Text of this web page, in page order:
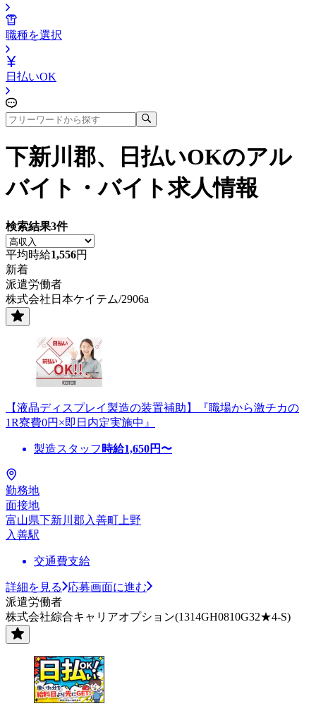
職種を選択
日払いOK
下新川郡、日払いOKのアル
バイト・バイト求人情報
検索結果3件
平均時給1,556円
新着
派遣労働者
株式会社日本ケイテム/2906a
【液晶ディスプレイ製造の装置補助】『職場から激チカの
1R寮費0円×即日内定実施中』
製造スタッフ 時給1,650円〜
勤務地
面接地
富山県下新川郡入善町上野
入善駅
交通費支給
詳細を見る
応募画面に進む
派遣労働者
株式会社綜合キャリアオプション(1314GH0810G32★4-S)